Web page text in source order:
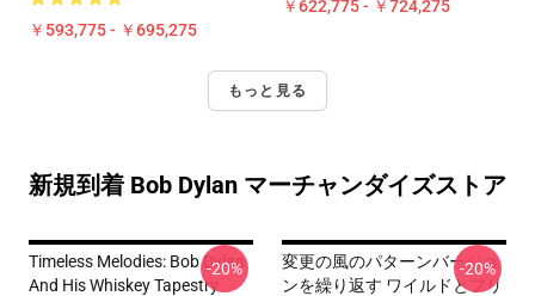
￥593,775 - ￥695,275
￥622,775 - ￥724,275
もっと見る
新規到着 Bob Dylan マーチャンダイズストア
Timeless Melodies: Bob Dylan
And His Whiskey Tapestry
-20%
変更の風のパターンバージョ
ンを繰り返す ワイルドとフリ
-20%